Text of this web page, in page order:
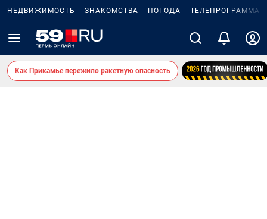
НЕДВИЖИМОСТЬ ЗНАКОМСТВА ПОГОДА ТЕЛЕПРОГРАММА
Как Прикамье пережило ракетную опасность